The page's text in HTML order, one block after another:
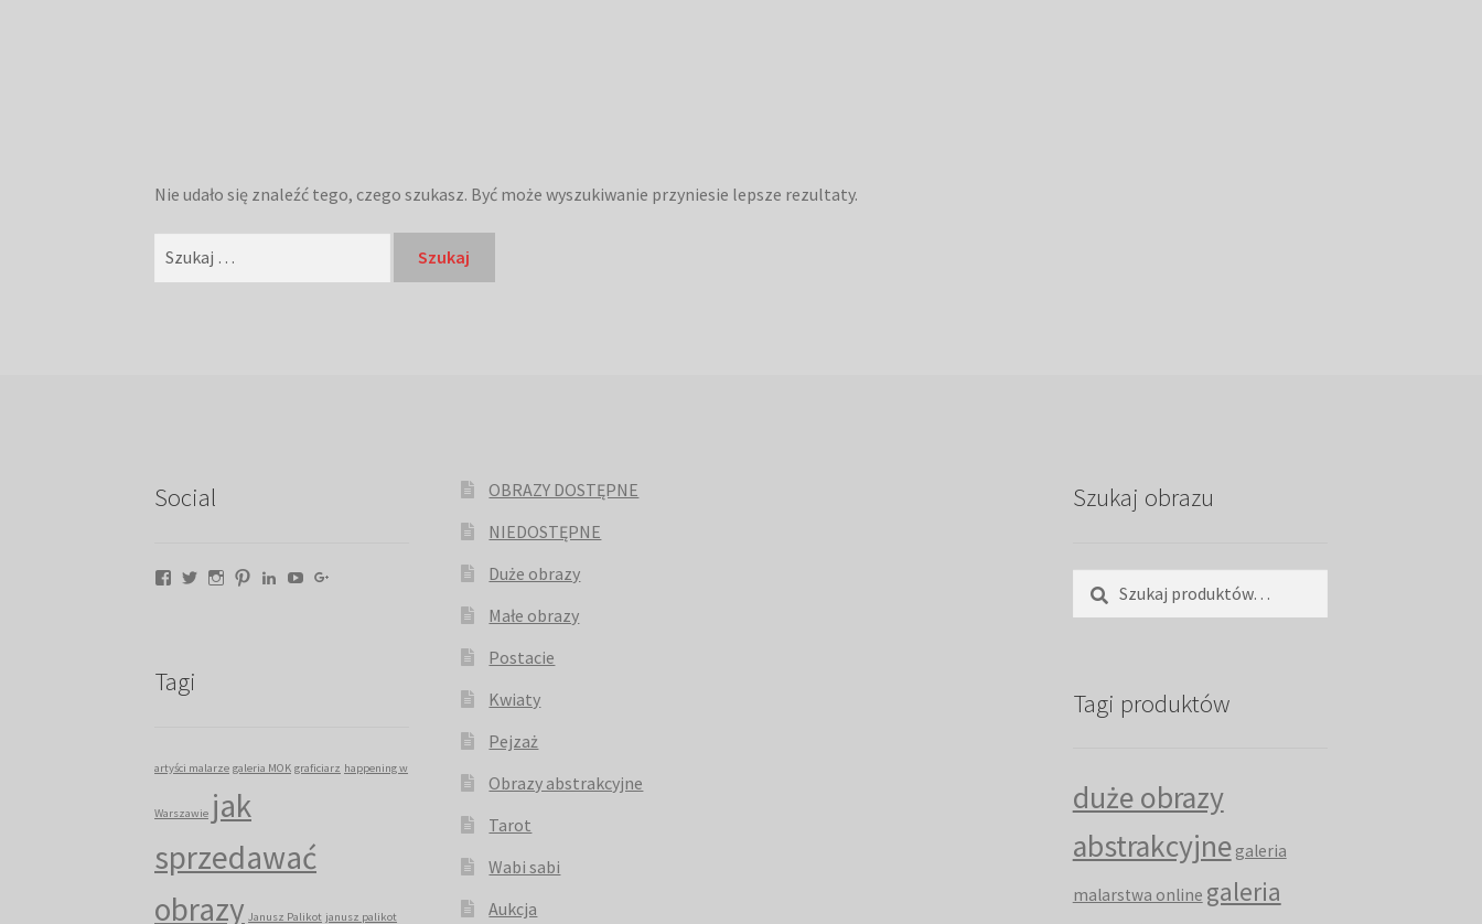
Nie udało się znaleźć tego, czego szukasz. Być może wyszukiwanie przyniesie lepsze rezultaty.
Social
Facebook
TwitterInstagram
PinterestLinkedInYouTube
Tagi
artyści malarze galeria MOK graficiarz happening w
Warszawie jak
sprzedawać
obrazy Janusz Palikot janusz palikot
OBRAZY DOSTĘPNE
NIEDOSTĘPNE
Duże obrazy
Małe obrazy
Postacie
Kwiaty
Pejzaż
Obrazy abstrakcyjne
Tarot
Wabi sabi
Aukcja
Szukaj obrazu
Tagi produktów
duże obrazy
abstrakcyjne galeria
malarstwa online galeria